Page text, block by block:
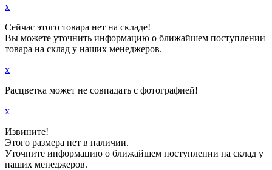
x
Сейчас этого товара нет на складе!
Вы можете уточнить информацию о ближайшем поступлении
товара на склад у наших менеджеров.
x
Расцветка может не совпадать с фотографией!
x
Извините!
Этого размера нет в наличии.
Уточните информацию о ближайшем поступлении на склад у
наших менеджеров.